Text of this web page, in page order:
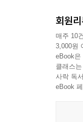
회원
매주 10
3,000원
eBook은
클래스
사락 독
eBook